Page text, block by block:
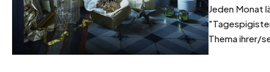
Jeden Monat
Thema ihrer/